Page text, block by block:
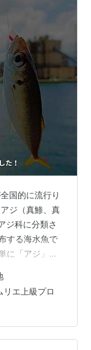
国的に流行り
ジ（真鯵、真
ジ科に分類さ
する海水魚で
に「アジ」と
りでかわいい
集まっている
フライ専門
が全国的に話
トの発信地と
リエ上級プロ